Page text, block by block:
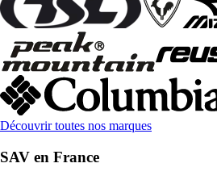
Découvrir toutes nos marques
SAV en France